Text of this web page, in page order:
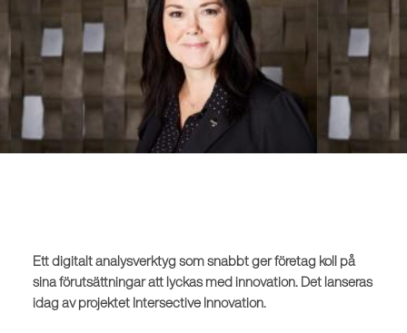
Ett digitalt analysverktyg som snabbt ger företag koll på
sina förutsättningar att lyckas med innovation. Det lanseras
idag av projektet Intersective Innovation.